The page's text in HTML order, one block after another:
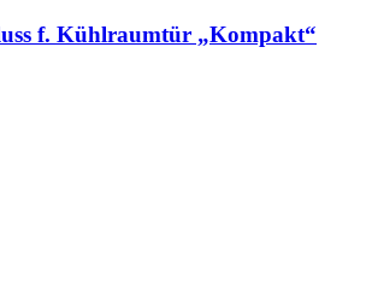
f. Kühlraumtür „Kompakt“